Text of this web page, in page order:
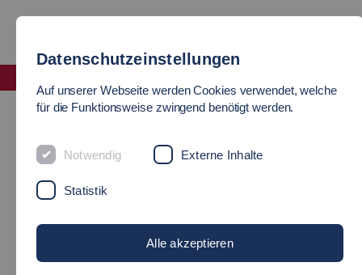
Forschungsprofil
FORSCHUNGSPROFIL
Die Forschungsschwerpunkte der Fakultät Informatik und
Informationstechnik Esslingen drücken sich in drei
übergeordneten Schwerpunktthemen aus (siehe Grafik).
Datenschutzeinstellungen
Auf unserer Webseite werden Cookies verwendet, welche
für die Funktionsweise zwingend benötigt werden.
Notwendig Externe Inhalte
Statistik
Alle akzeptieren